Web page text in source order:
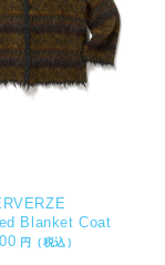
Blanket Coat
円（税込）